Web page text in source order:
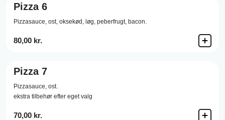
Pizza 6
Pizzasauce, ost, oksekød, løg, peberfrugt, bacon.
80,00 kr.
Pizza 7
Pizzasauce, ost.
ekstra tilbehør efter eget valg
70,00 kr.